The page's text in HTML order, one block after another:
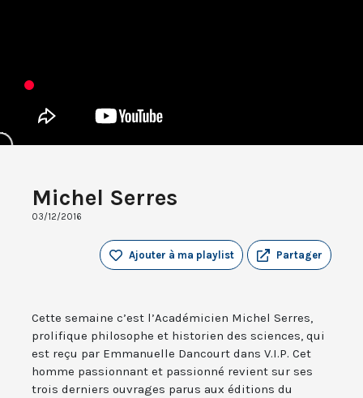
Michel Serres
03/12/2016
Partager
Ajouter à ma playlist
Cette semaine c’est l’Académicien Michel Serres,
prolifique philosophe et historien des sciences, qui
est reçu par Emmanuelle Dancourt dans V.I.P. Cet
homme passionnant et passionné revient sur ses
trois derniers ouvrages parus aux éditions du